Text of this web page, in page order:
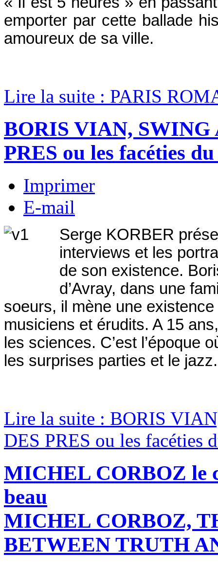
emporter par cette ballade
amoureux de sa ville.
Lire la suite : PARIS
BORIS VIAN,
PRES ou les facéties
Imprimer
E-mail
Serge KORBER
interviews et les
de son existence.
d’Avray, dans une
soeurs, il mène une
musiciens et érudits. A 15
les sciences. C’est l’époque
les surprises parties et le jazz.
Lire la suite : BORIS
DES PRES ou les facéties
MICHEL CORBOZ le
beau
MICHEL CORBOZ,
BETWEEN TRUTH